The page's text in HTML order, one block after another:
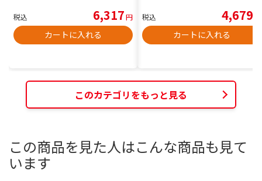
税込 6,317円
カートに入れる
税込 4,679
カートに入れる
このカテゴリをもっと見る
この商品を見た人はこんな商品も見て
います